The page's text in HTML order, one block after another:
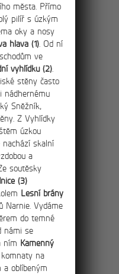
projdete
na začátku
15km
bránu
Českého
a soutěsky
města. Přímo
pilíř s úzkým
oky a nosy
hlava (1) . Od ní
ve
vyhlídku (2)
stěny často
nádhernému
Sněžník,
Z Vyhlídky
úzkou
nachází skalní
a
soutěsky
(3)
Lesní brány
Narnie. Vydáme
do temné
námi se
ním Kamenný
komnaty na
a oblíbeným